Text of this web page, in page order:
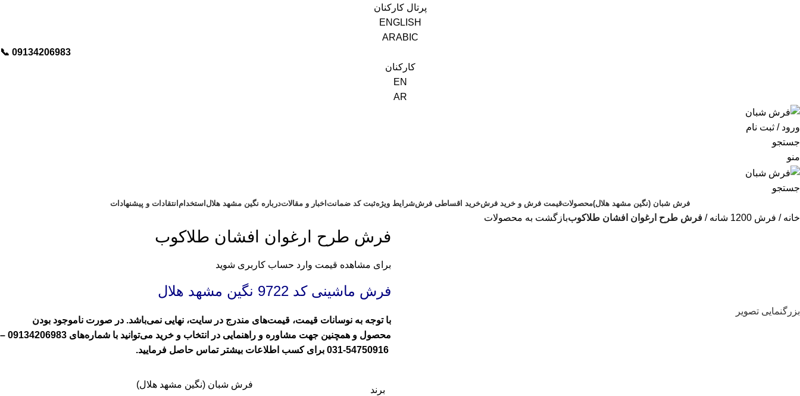
پرتال کارکنان
ENGLISH
ARABIC
📞︁ 09134206983
کارکنان
EN
AR
ورود / ثبت نام
جستجو
منو
جستجو
فرش شبان (نگین مشهد هلال)محصولاتقیمت فرش و خرید فرشخرید اقساطی فرششرایط ویژهثبت کد ضمانتاخبار و مقالاتدرباره نگین مشهد هلالاستخدامانتقادات و پیشنهادات
خانه فرش 1200 شانه فرش طرح ارغوان افشان طلاکوببازگشت به محصولات
بزرگنمایی تصویر
فرش طرح ارغوان افشان طلاکوب
برای مشاهده قیمت وارد حساب کاربری شوید
فرش ماشینیکد 9722 نگین مشهد هلال
با توجه به نوسانات قیمت، قیمت‌های مندرج در سایت، نهایی نمی‌باشد. در صورت ناموجود بودن
محصول و همچنین جهت مشاوره و راهنمایی در انتخاب و خرید می‌توانید با شماره‌های 09134206983
–
54750916-031
برای کسب اطلاعات بیشتر تماس حاصل فرمایید.
برند
فرش شبان (نگین مشهد هلال)